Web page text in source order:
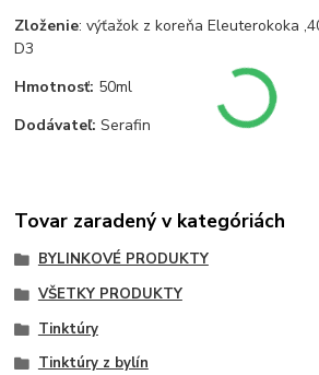
Zloženie: výťažok z koreňa Eleuterokoka
D3
Hmotnosť: 50ml
Dodávateľ:Serafin
Tovar zaradený v kategóriách
BYLINKOVÉ PRODUKTY
VŠETKY PRODUKTY
Tinktúry
Tinktúry z bylín